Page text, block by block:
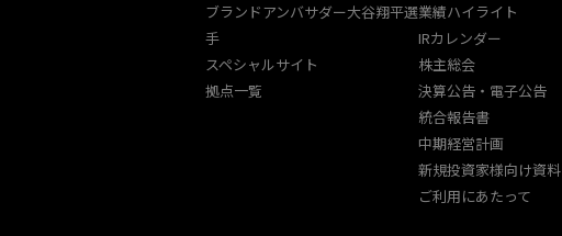
ブランドアンバサダー大谷翔平選
手
スペシャルサイト
拠点一覧
業績ハイライト
IRカレンダー
株主総会
決算公告・電子公告
統合報告書
中期経営計画
新規投資家様向け資料
ご利用にあたって